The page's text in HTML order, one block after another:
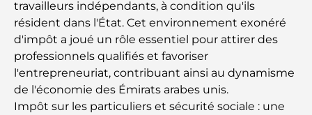
Découvrez Moon Island Dubai : votre guide ultime
À la découverte des sites historiques de Dubaï : un
voyage à travers le temps
travailleurs indépendants, à condition qu'ils
résident dans l'État. Cet environnement exonéré
d'impôt a joué un rôle essentiel pour attirer des
professionnels qualifiés et favoriser
l'entrepreneuriat, contribuant ainsi au dynamisme
de l'économie des Émirats arabes unis.
Impôt sur les particuliers et sécurité sociale : une